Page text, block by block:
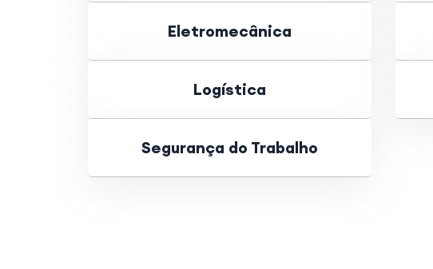
Eletromecânica
Logística
Segurança do Trabalho